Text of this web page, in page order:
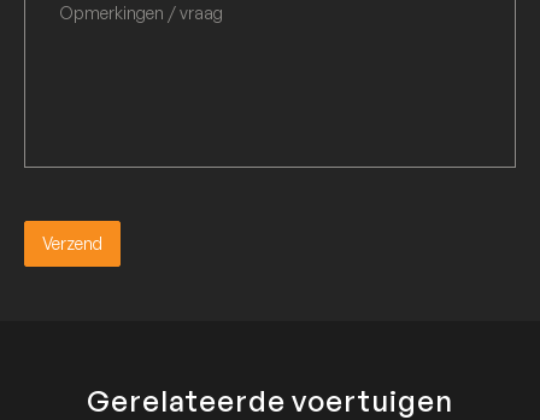
Verzend
Verzend
Gerelateerde voertuigen